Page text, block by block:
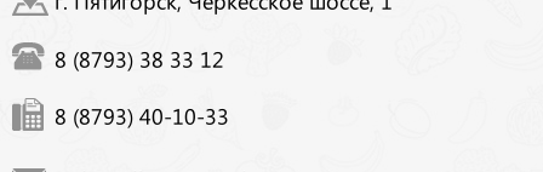
8 (8793) 38 33 12
8 (8793) 40-10-33